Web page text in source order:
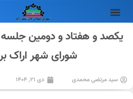
یکصد و هفتاد و دومین
شورای شهر اراک
سید مرتضی محمدی دی ۲۱, ۱۴۰۴